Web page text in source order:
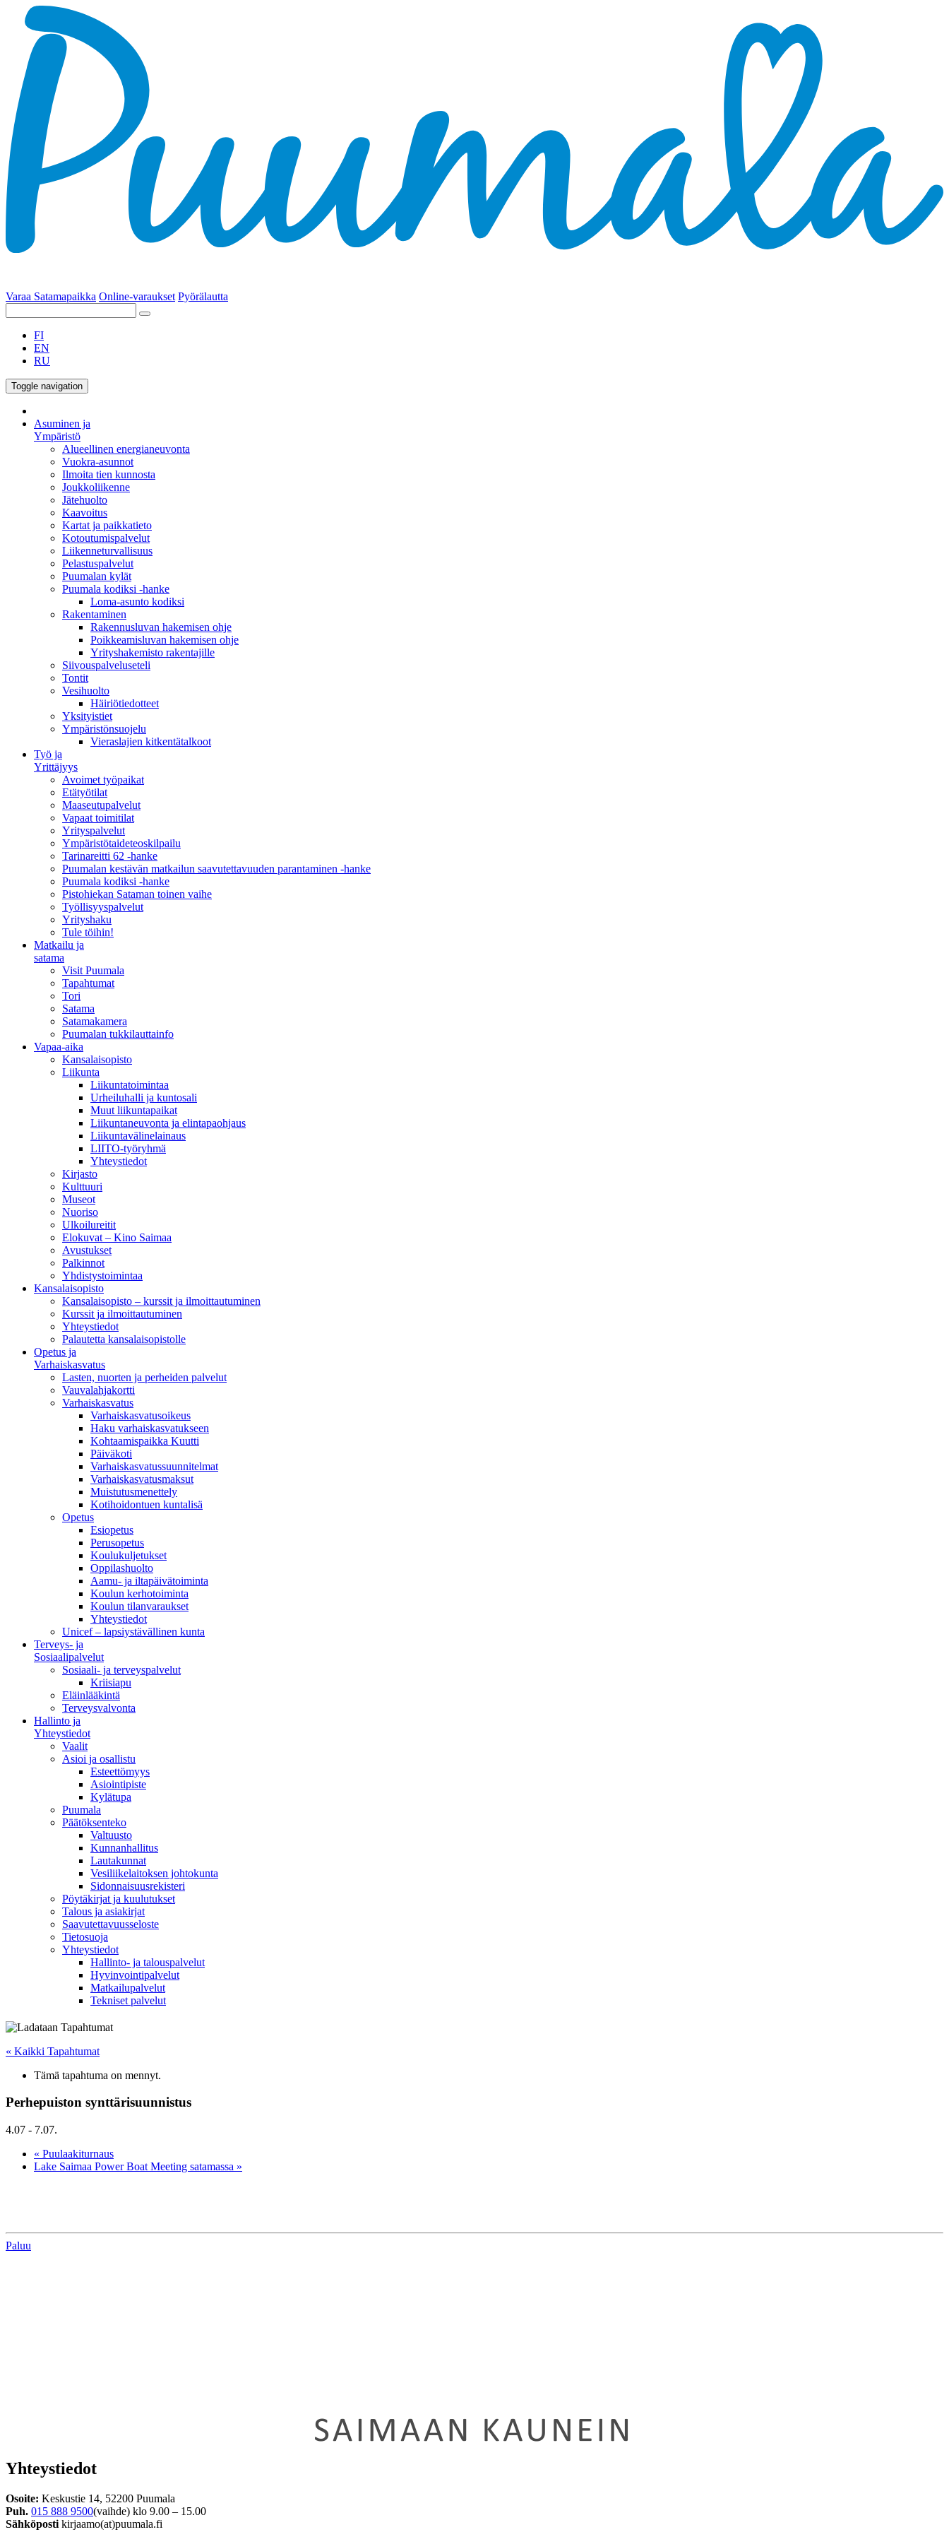
Varaa Satamapaikka Online-varaukset Pyörälautta
FI
EN
RU
Toggle navigation
Asuminen ja
Ympäristö
Alueellinen energianeuvonta
Vuokra-asunnot
Ilmoita tien kunnosta
Joukkoliikenne
Jätehuolto
Kaavoitus
Kartat ja paikkatieto
Kotoutumispalvelut
Liikenneturvallisuus
Pelastuspalvelut
Puumalan kylät
Puumala kodiksi -hanke
Loma-asunto kodiksi
Rakentaminen
Rakennusluvan hakemisen ohje
Poikkeamisluvan hakemisen ohje
Yrityshakemisto rakentajille
Siivouspalveluseteli
Tontit
Vesihuolto
Häiriötiedotteet
Yksityistiet
Ympäristönsuojelu
Vieraslajien kitkentätalkoot
Työ ja
Yrittäjyys
Avoimet työpaikat
Etätyötilat
Maaseutupalvelut
Vapaat toimitilat
Yrityspalvelut
Ympäristötaideteoskilpailu
Tarinareitti 62 -hanke
Puumalan kestävän matkailun saavutettavuuden parantaminen -hanke
Puumala kodiksi -hanke
Pistohiekan Sataman toinen vaihe
Työllisyyspalvelut
Yrityshaku
Tule töihin!
Matkailu ja
satama
Visit Puumala
Tapahtumat
Tori
Satama
Satamakamera
Puumalan tukkilauttainfo
Vapaa-aika
Kansalaisopisto
Liikunta
Liikuntatoimintaa
Urheiluhalli ja kuntosali
Muut liikuntapaikat
Liikuntaneuvonta ja elintapaohjaus
Liikuntavälinelainaus
LIITO-työryhmä
Yhteystiedot
Kirjasto
Kulttuuri
Museot
Nuoriso
Ulkoilureitit
Elokuvat – Kino Saimaa
Avustukset
Palkinnot
Yhdistystoimintaa
Kansalaisopisto
Kansalaisopisto – kurssit ja ilmoittautuminen
Kurssit ja ilmoittautuminen
Yhteystiedot
Palautetta kansalaisopistolle
Opetus ja
Varhaiskasvatus
Lasten, nuorten ja perheiden palvelut
Vauvalahjakortti
Varhaiskasvatus
Varhaiskasvatusoikeus
Haku varhaiskasvatukseen
Kohtaamispaikka Kuutti
Päiväkoti
Varhaiskasvatussuunnitelmat
Varhaiskasvatusmaksut
Muistutusmenettely
Kotihoidontuen kuntalisä
Opetus
Esiopetus
Perusopetus
Koulukuljetukset
Oppilashuolto
Aamu- ja iltapäivätoiminta
Koulun kerhotoiminta
Koulun tilanvaraukset
Yhteystiedot
Unicef – lapsiystävällinen kunta
Terveys- ja
Sosiaalipalvelut
Sosiaali- ja terveyspalvelut
Kriisiapu
Eläinlääkintä
Terveysvalvonta
Hallinto ja
Yhteystiedot
Vaalit
Asioi ja osallistu
Esteettömyys
Asiointipiste
Kylätupa
Puumala
Päätöksenteko
Valtuusto
Kunnanhallitus
Lautakunnat
Vesiliikelaitoksen johtokunta
Sidonnaisuusrekisteri
Pöytäkirjat ja kuulutukset
Talous ja asiakirjat
Saavutettavuusseloste
Tietosuoja
Yhteystiedot
Hallinto- ja talouspalvelut
Hyvinvointipalvelut
Matkailupalvelut
Tekniset palvelut
« Kaikki Tapahtumat
Tämä tapahtuma on mennyt.
Perhepuiston synttärisuunnistus
4.07 - 7.07.
« Puulaakiturnaus
Lake Saimaa Power Boat Meeting satamassa »
Paluu
Yhteystiedot
Osoite: Keskustie 14, 52200 Puumala
Puh. 015 888 9500(vaihde) klo 9.00 – 15.00
Sähköposti kirjaamo(at)puumala.fi